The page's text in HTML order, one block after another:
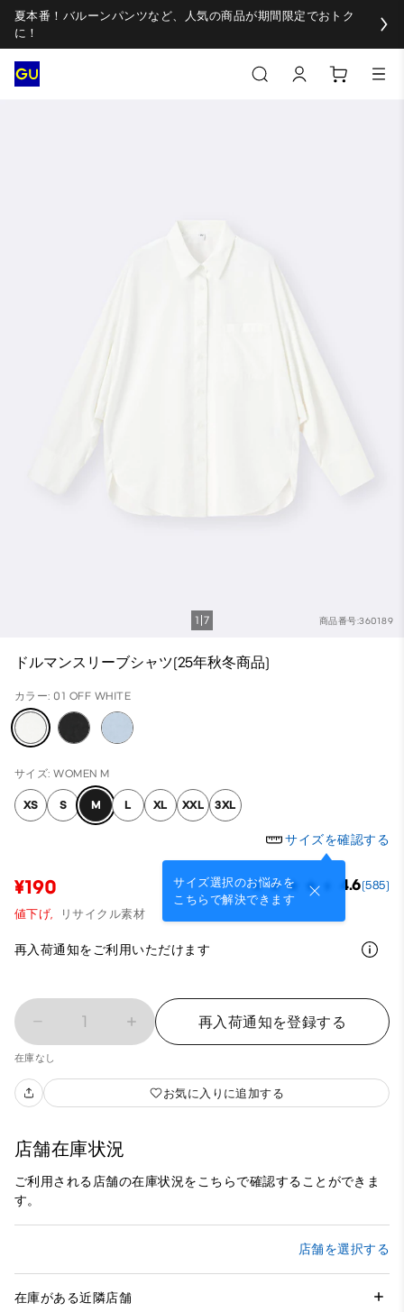
夏本番！バルーンパンツなど、人気の商品が期間限定でおトク
に！
商品番号:360189
1 7
ドルマンスリーブシャツ(25年秋冬商品)
カラー: 01 OFF WHITE
サイズ: WOMEN M
XS S M L XL XXL 3XL
サイズを確認する
サイズ選択のお悩みを
こちらで解決できます
¥190 4.6(585)
値下げ, リサイクル素材
再入荷通知をご利用いただけます
1 再入荷通知を登録する
在庫なし
お気に入りに追加する
店舗在庫状況
ご利用される店舗の在庫状況をこちらで確認することができま
す。
店舗を選択する
在庫がある近隣店舗